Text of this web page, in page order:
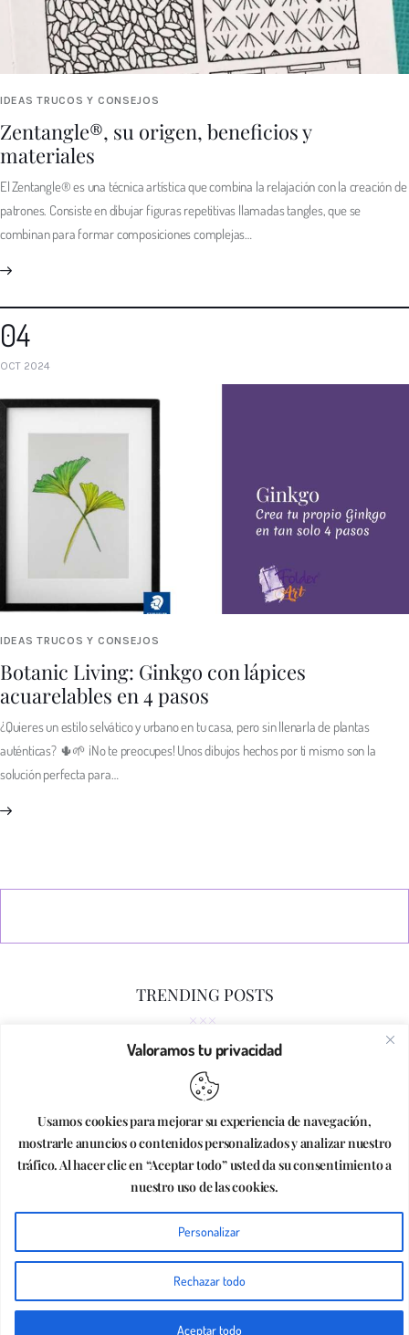
Valoramos tu privacidad
Usamos cookies para mejorar su experiencia de navegación,
mostrarle anuncios o contenidos personalizados y analizar nuestro
tráfico. Al hacer clic en “Aceptar todo” usted da su consentimiento a
nuestro uso de las cookies.
Personalizar
Rechazar todo
Aceptar todo
IDEAS TRUCOS Y CONSEJOS
Zentangle®, su origen, beneficios y
materiales
El Zentangle® es una técnica artística que combina la relajación con la creación de
patrones. Consiste en dibujar figuras repetitivas llamadas tangles, que se
combinan para formar composiciones complejas…
04
OCT 2024
IDEAS TRUCOS Y CONSEJOS
Botanic Living: Ginkgo con lápices
acuarelables en 4 pasos
¿Quieres un estilo selvático y urbano en tu casa, pero sin llenarla de plantas
auténticas? 🌵🌱 ¡No te preocupes! Unos dibujos hechos por ti mismo son la
solución perfecta para…
TRENDING POSTS
¡Boo! Prepara el Halloween más creativo
| Tutorial de Manualidades
Manualidades
5 Trucos para Mejorar tu Lettering
Folder Art
Hola, somos Folder Art 👋
¿En qué podemos ayudarte?